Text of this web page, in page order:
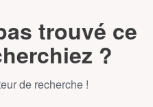
trouvé ce
?
de recherche !